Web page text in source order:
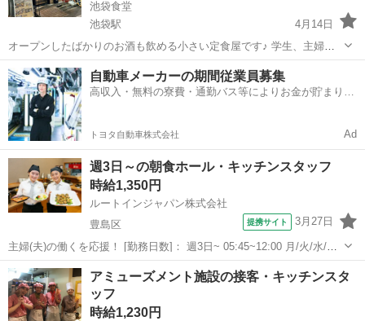
池袋食堂
池袋駅
4月14日
オープンしたばかりのお酒も飲める小さい定食屋です♪ 学生、主婦、
フリーター歓迎！ 仕事内容 お席へのご案内や料理の提供、調理、洗い
物、締め作業など 未経験からスタートしている方もいるから未経験の
方の気持ちもわ...
東京 豊島区 池袋駅 キッチン スタッフ
自動車メーカーの期間従業員募集
高収入・無料の寮費・通勤バス等によりお金が貯まりや
トヨタ自動車株式会社 Ad
週3日～の朝食ホール・キッチンスタッフ
時給1,350円
ルートインジャパン株式会社
豊島区
提携サイト 3月27日
主婦(夫)の働くを応援！ [勤務日数]： 週3日~ 05:45~12:00 月/火/水/木/
金/土/日 などから選べます [勤務地・最寄駅]： 東京都豊島区東池袋3-
5-5 ホテルルートイン東京池袋 池袋駅徒歩6分 [...
東京 豊島区
アミューズメント施設の接客・キッチンスタ
ッフ
時給1,230円